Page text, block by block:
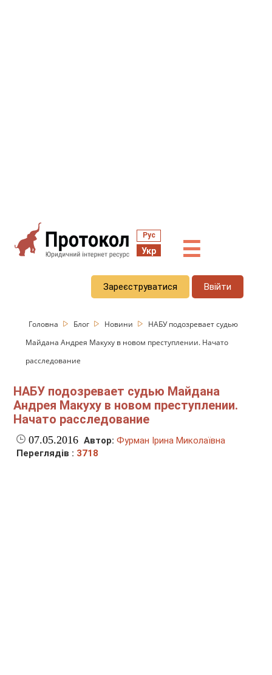
Рус
Укр ☰
Зареєструватися Ввійти
Головна Блог Новини
НАБУ подозревает судью
Майдана Андрея Макуху в новом преступлении. Начато
расследование
НАБУ подозревает судью Майдана
Андрея Макуху в новом преступлении.
Начато расследование
07.05.2016 Автор: Фурман Ірина Миколаївна
Переглядів : 3718